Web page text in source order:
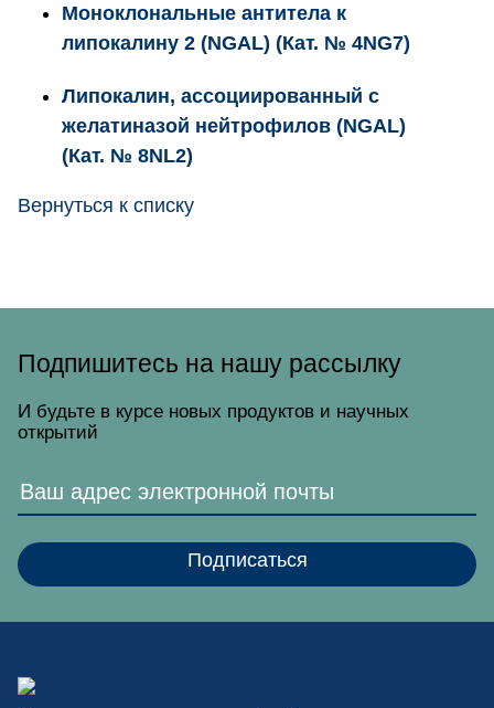
Моноклональные антитела к
липокалину 2 (NGAL) (Кат. № 4NG7)
Липокалин, ассоциированный с
желатиназой нейтрофилов (NGAL)
(Кат. № 8NL2)
Вернуться к списку
Подпишитесь на нашу рассылку
И будьте в курсе новых продуктов и научных
открытий